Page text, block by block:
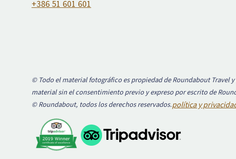
+386 51 601 601
© Todo el material fotográfico es propiedad de Roundabout Travel
material sin el consentimiento previo y expreso por escrito de
© Roundabout, todos los derechos reservados.política y